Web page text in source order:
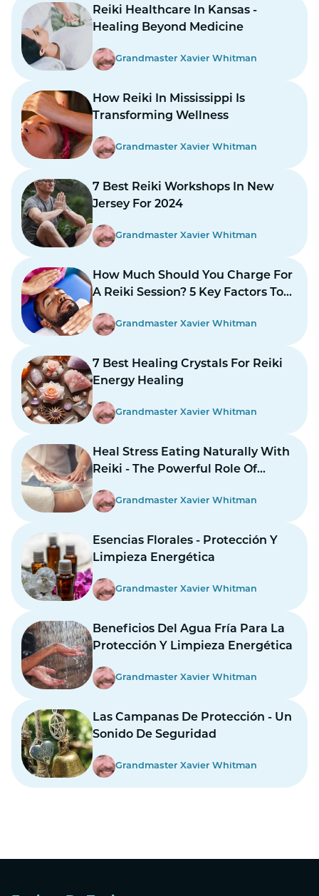
Reiki Healthcare In Kansas -
Healing Beyond Medicine
Grandmaster Xavier Whitman
How Reiki In Mississippi Is
Transforming Wellness
Grandmaster Xavier Whitman
7 Best Reiki Workshops In New
Jersey For 2024
Grandmaster Xavier Whitman
How Much Should You Charge For
A Reiki Session? 5 Key Factors To
Grandmaster Xavier Whitman
7 Best Healing Crystals For Reiki
Energy Healing
Grandmaster Xavier Whitman
Heal Stress Eating Naturally With
Reiki - The Powerful Role Of
Grandmaster Xavier Whitman
Esencias Florales - Protección Y
Limpieza Energética
Grandmaster Xavier Whitman
Beneficios Del Agua Fría Para La
Protección Y Limpieza Energética
Grandmaster Xavier Whitman
Las Campanas De Protección - Un
Sonido De Seguridad
Grandmaster Xavier Whitman